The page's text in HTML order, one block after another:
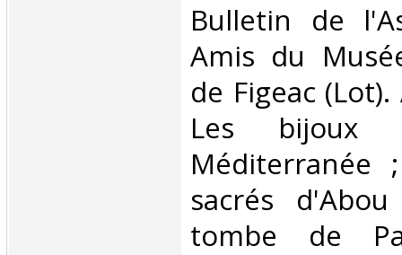
‎Bulletin de
Amis du
de Figeac
Les bijoux
Méditerranée
sacrés
tombe de